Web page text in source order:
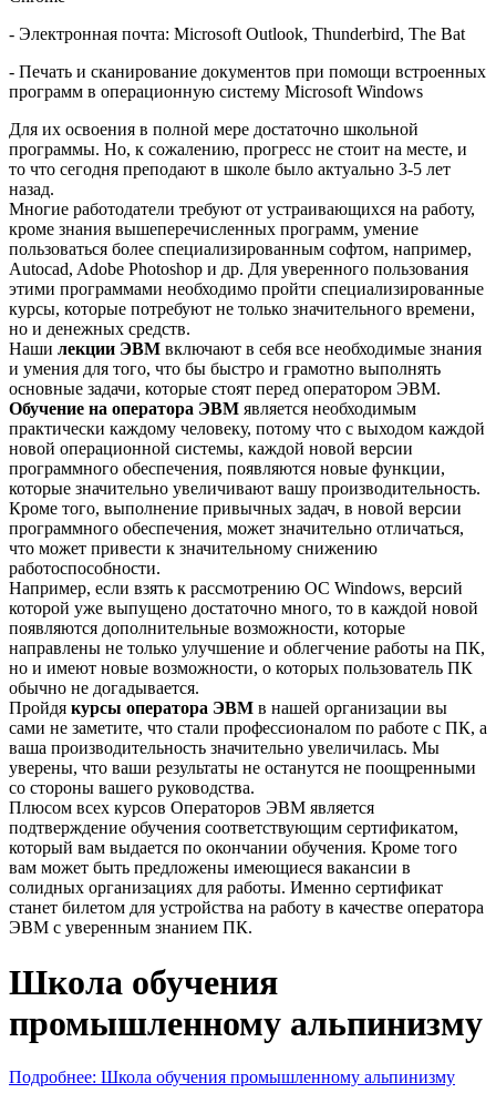
- Электронная почта: Microsoft Outlook, Thunderbird, The Bat
- Печать и сканирование документов при помощи встроенных
программ в операционную систему Microsoft Windows
Для их освоения в полной мере достаточно школьной
программы. Но, к сожалению, прогресс не стоит на месте, и
то что сегодня преподают в школе было актуально 3-5 лет
назад.
Многие работодатели требуют от устраивающихся на работу,
кроме знания вышеперечисленных программ, умение
пользоваться более специализированным софтом, например,
Autocad, Adobe Photoshop и др. Для уверенного пользования
этими программами необходимо пройти специализированные
курсы, которые потребуют не только значительного времени,
но и денежных средств.
Наши лекции ЭВМ включают в себя все необходимые знания
и умения для того, что бы быстро и грамотно выполнять
основные задачи, которые стоят перед оператором ЭВМ.
Обучение на оператора ЭВМ является необходимым
практически каждому человеку, потому что с выходом каждой
новой операционной системы, каждой новой версии
программного обеспечения, появляются новые функции,
которые значительно увеличивают вашу производительность.
Кроме того, выполнение привычных задач, в новой версии
программного обеспечения, может значительно отличаться,
что может привести к значительному снижению
работоспособности.
Например, если взять к рассмотрению ОС Windows, версий
которой уже выпущено достаточно много, то в каждой новой
появляются дополнительные возможности, которые
направлены не только улучшение и облегчение работы на ПК,
но и имеют новые возможности, о которых пользователь ПК
обычно не догадывается.
Пройдя курсы оператора ЭВМ в нашей организации вы
сами не заметите, что стали профессионалом по работе с ПК, а
ваша производительность значительно увеличилась. Мы
уверены, что ваши результаты не останутся не поощренными
со стороны вашего руководства.
Плюсом всех курсов Операторов ЭВМ является
подтверждение обучения соответствующим сертификатом,
который вам выдается по окончании обучения. Кроме того
вам может быть предложены имеющиеся вакансии в
солидных организациях для работы. Именно сертификат
станет билетом для устройства на работу в качестве оператора
ЭВМ с уверенным знанием ПК.
Школа обучения
промышленному альпинизму
Подробнее: Школа обучения промышленному альпинизму